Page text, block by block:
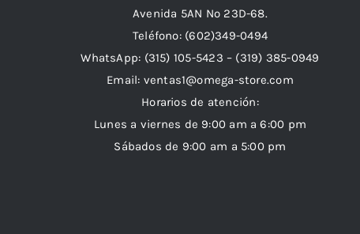
Avenida 5AN Nº 23D-68.
Teléfono: (602)349-0494
WhatsApp: (315) 105-5423 – (319) 385-0949
Email: ventas1@omega-store.com
Horarios de atención:
Lunes a viernes de 9:00 am a 6:00 pm
Sábados de 9:00 am a 5:00 pm